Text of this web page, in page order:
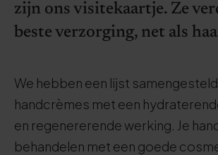
zijn ons visitekaartje. Ze
beste verzorging, net als
We hebben een lijst
handcrèmes met een
en regenererende werking. Je
behandelen met een goede